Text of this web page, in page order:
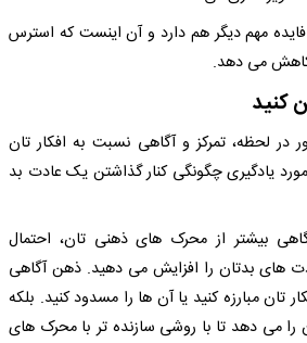
مهم دیگر هم دارد و آن اینست که استرس
کاهش می دهد.
کنید
لحظه، تمرکز و آگاهی نسبت به افکار تان
یادگیری چگونگی کنار گذاشتن یک عادت بد
بیشتر از محرک های ذهنی تان، احتمال
های بدتان را افزایش می دهید. ذهن آگاهی
تان مبارزه کنید یا آن ها را مسدود کنید. بلکه
را می دهد تا با روشی سازنده تر با محرک های